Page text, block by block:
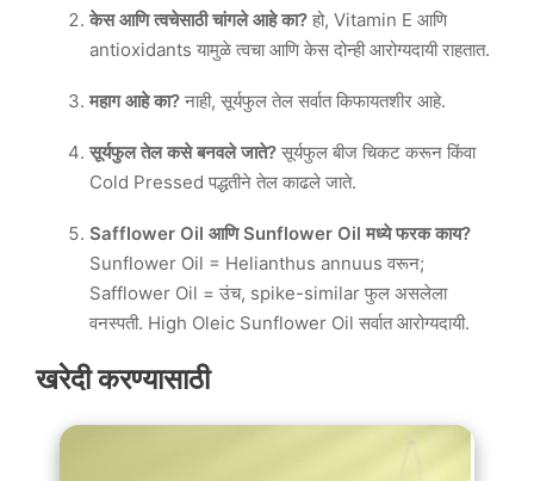
केस आणि त्वचेसाठी चांगले आहे का? हो, Vitamin E आणि
antioxidants यामुळे त्वचा आणि केस दोन्ही आरोग्यदायी राहतात.
महाग आहे का? नाही, सूर्यफुल तेल सर्वात किफायतशीर आहे.
सूर्यफुल तेल कसे बनवले जाते? सूर्यफुल बीज चिकट करून किंवा
Cold Pressed पद्धतीने तेल काढले जाते.
Safflower Oil आणि Sunflower Oil मध्ये फरक काय?
Sunflower Oil = Helianthus annuus वरून;
Safflower Oil = उंच, spike-similar फुल असलेला
वनस्पती. High Oleic Sunflower Oil सर्वात आरोग्यदायी.
खरेदी करण्यासाठी